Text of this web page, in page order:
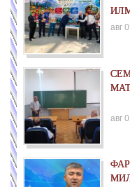
авг
авг